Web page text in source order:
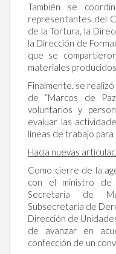
También se
representantes del
de la Tortura, la
la Dirección de
que se
materiales
Finalmente, se
de “Marcos de
voluntarios y
evaluar las
líneas de trabajo para
Hacia nuevas
Como cierre de la
con el ministro de
Secretaría de
Subsecretaría de
Dirección de
de avanzar en
confección de un